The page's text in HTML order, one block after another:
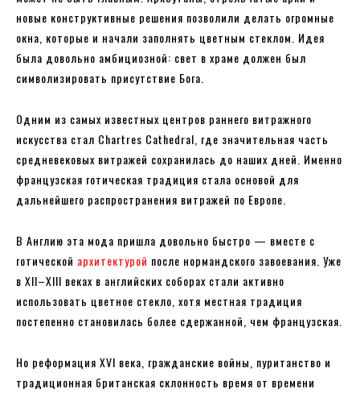
новые конструктивные решения позволили делать огромные
окна, которые и начали заполнять цветным стеклом. Идея
была довольно амбициозной: свет в храме должен был
символизировать присутствие Бога.
Одним из самых известных центров раннего витражного
искусства стал Chartres Cathedral, где значительная часть
средневековых витражей сохранилась до наших дней. Именно
французская готическая традиция стала основой для
дальнейшего распространения витражей по Европе.
В Англию эта мода пришла довольно быстро — вместе с
готической архитектурой после нормандского завоевания. Уже
в XII–XIII веках в английских соборах стали активно
использовать цветное стекло, хотя местная традиция
постепенно становилась более сдержанной, чем французская.
Но реформация XVI века, гражданские войны, пуританство и
традиционная британская склонность время от времени